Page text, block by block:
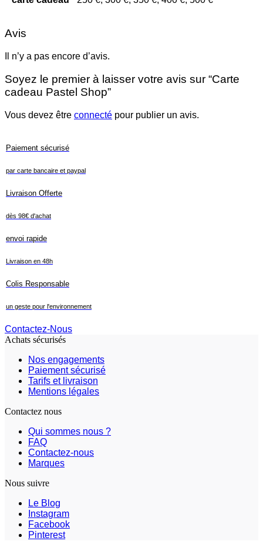
Avis
Il n’y a pas encore d’avis.
Soyez le premier à laisser votre avis sur “Carte
cadeau Pastel Shop”
Vous devez être connecté pour publier un avis.
Paiement sécurisé
par carte bancaire et paypal
Livraison Offerte
dès 98€ d'achat
envoi rapide
Livraison en 48h
Colis Responsable
un geste pour l'environnement
Contactez-Nous
Achats sécurisés
Nos engagements
Paiement sécurisé
Tarifs et livraison
Mentions légales
Contactez nous
Qui sommes nous ?
FAQ
Contactez-nous
Marques
Nous suivre
Le Blog
Instagram
Facebook
Pinterest